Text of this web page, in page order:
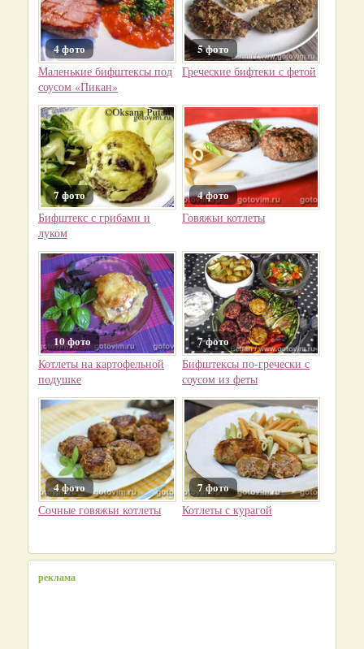
4 фото
Маленькие бифштексы под
соусом «Пикан»
5 фото
Греческие бифтеки с фетой
7 фото
Бифштекс с грибами и
луком
4 фото
Говяжьи котлеты
10 фото
Котлеты на картофельной
подушке
7 фото
Бифштексы по-гречески с
соусом из феты
4 фото
Сочные говяжьи котлеты
7 фото
Котлеты с курагой
реклама